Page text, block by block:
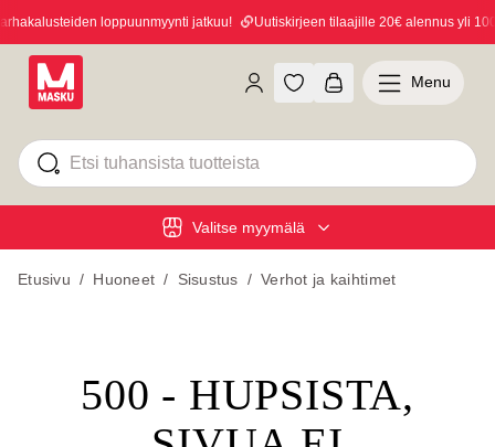
loppuunmyynti jatkuu! Uutiskirjeen tilaajille 20€ alennus yli
Valitse myymälä
Menu
Etusivu / Huoneet / Sisustus / Verhot ja kaihtimet
500 - HUPSISTA,